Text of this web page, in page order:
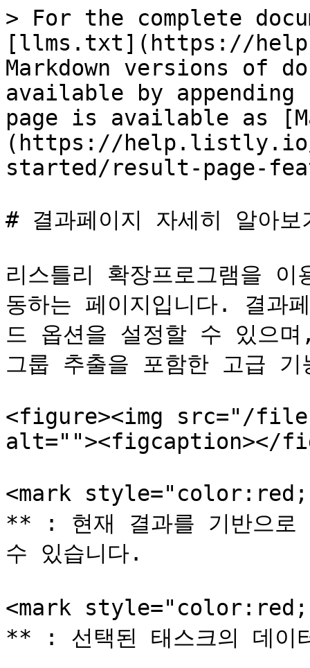
> For the complete
[llms.txt](https://
Markdown versions of
available by
page is available as
(https://help.listly.io/
started/result-page-
# 결과페이지 자세히 알아보
리스틀리 확장프로그램을
동하는 페이지입니다. 결과
드 옵션을 설정할 수 있으
그룹 추출을 포함한 고급
<figure><img src="/files/
alt=""><figcaption></
<mark
** : 현재 결과를 기반으로
수 있습니다.
<mark
** : 선택된 태스크의 데이